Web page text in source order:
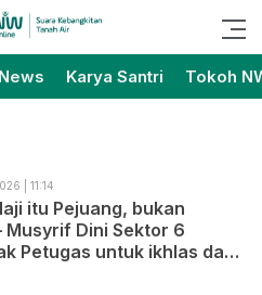
Online
Tanah Air
Karya Santri Tokoh
| 11:14
itu Pejuang, bukan
Musyrif Dini Sektor 6
Petugas untuk ikhlas dan